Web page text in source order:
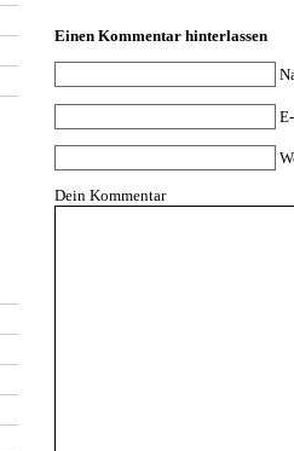
Einen Kommentar hinterlassen
Dein Kommentar